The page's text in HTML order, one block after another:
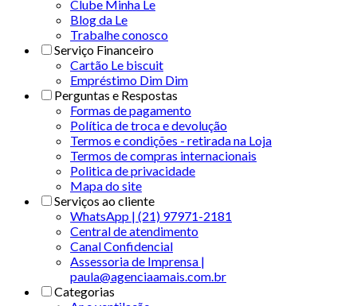
Clube Minha Le
Blog da Le
Trabalhe conosco
Serviço Financeiro
Cartão Le biscuit
Empréstimo Dim Dim
Perguntas e Respostas
Formas de pagamento
Política de troca e devolução
Termos e condições - retirada na Loja
Termos de compras internacionais
Politica de privacidade
Mapa do site
Serviços ao cliente
WhatsApp | (21) 97971-2181
Central de atendimento
Canal Confidencial
Assessoria de Imprensa |
paula@agenciaamais.com.br
Categorias